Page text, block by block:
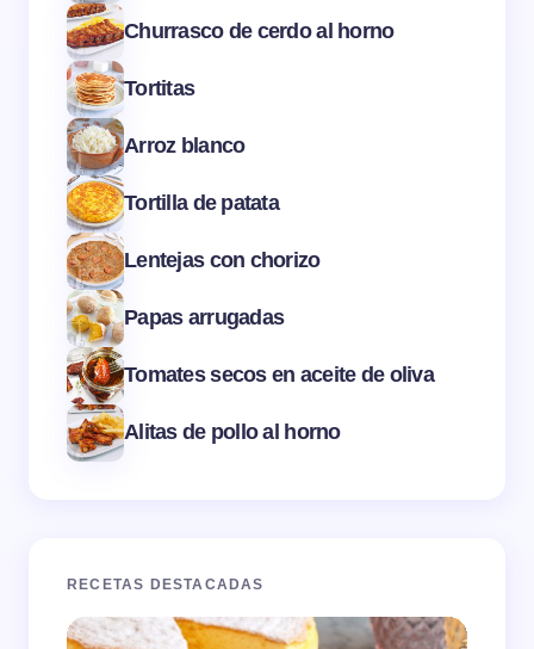
Churrasco de cerdo al horno
Tortitas
Arroz blanco
Tortilla de patata
Lentejas con chorizo
Papas arrugadas
Tomates secos en aceite de oliva
Alitas de pollo al horno
RECETAS DESTACADAS